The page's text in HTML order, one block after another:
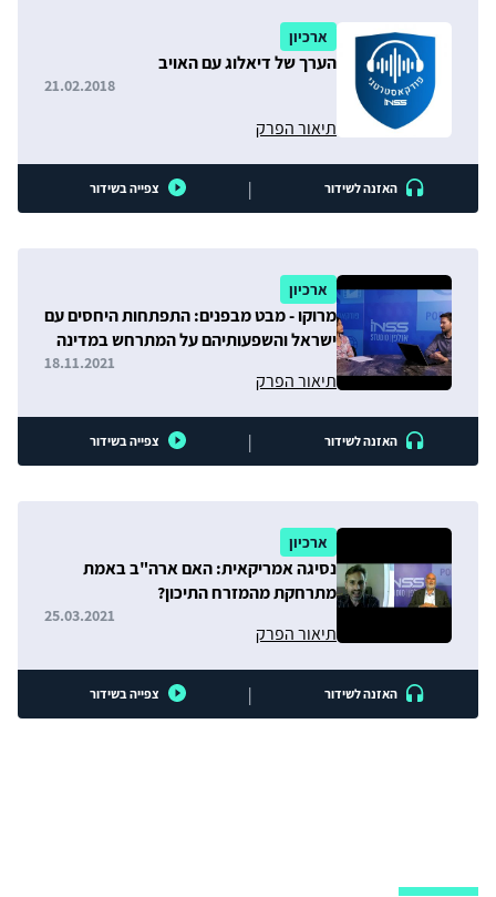
ארכיון
הערך של דיאלוג עם האויב
תיאור הפרק
21.02.2018
האזנה לשידור | צפייה בשידור
ארכיון
מרוקו - מבט מבפנים: התפתחות היחסים עם
ישראל והשפעותיהם על המתרחש במדינה
תיאור הפרק
18.11.2021
האזנה לשידור | צפייה בשידור
ארכיון
נסיגה אמריקאית: האם ארה"ב באמת
מתרחקת מהמזרח התיכון?
תיאור הפרק
25.03.2021
האזנה לשידור | צפייה בשידור